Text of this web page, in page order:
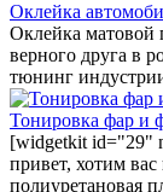
Оклейка
Оклейка матовой
верного друга в
тюнинг
Тонировка фар и
[widgetkit id="29"
привет, хотим
полиуретановая